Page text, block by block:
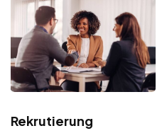
Rekrutierung